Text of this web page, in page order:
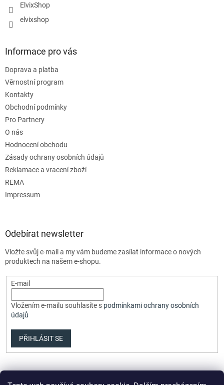
ElvixShop
elvixshop
Informace pro vás
Doprava a platba
Věrnostní program
Kontakty
Obchodní podmínky
Pro Partnery
O nás
Hodnocení obchodu
Zásady ochrany osobních údajů
Reklamace a vracení zboží
REMA
Impressum
Odebírat newsletter
Vložte svůj e-mail a my vám budeme zasílat informace o nových
produktech na našem e-shopu.
E-mail
Vložením e-mailu souhlasíte s podmínkami ochrany osobních
údajů
PŘIHLÁSIT SE